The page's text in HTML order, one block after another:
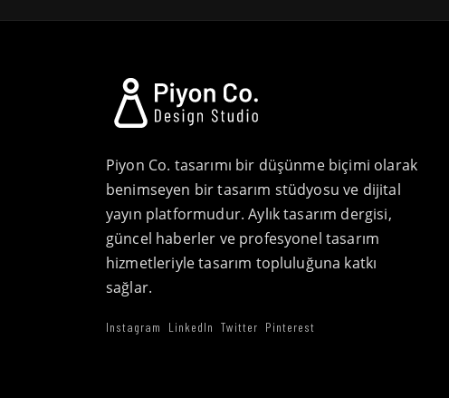
Piyon Co. tasarımı bir düşünme biçimi olarak
benimseyen bir tasarım stüdyosu ve dijital
yayın platformudur. Aylık tasarım dergisi,
güncel haberler ve profesyonel tasarım
hizmetleriyle tasarım topluluğuna katkı
sağlar.
Instagram LinkedIn Twitter Pinterest